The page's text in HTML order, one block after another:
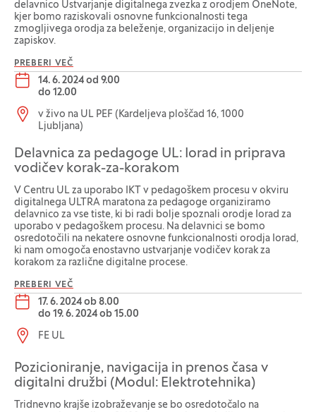
delavnico Ustvarjanje digitalnega zvezka z orodjem OneNote,
kjer bomo raziskovali osnovne funkcionalnosti tega
zmogljivega orodja za beleženje, organizacijo in deljenje
zapiskov.
PREBERI VEČ
Datum dogodka:
14. 6. 2024 od 9.00
do 12.00
Lokacija dogodka:
v živo na UL PEF (Kardeljeva ploščad 16, 1000
Ljubljana)
Delavnica za pedagoge UL: Iorad in priprava
vodičev korak-za-korakom
V Centru UL za uporabo IKT v pedagoškem procesu v okviru
digitalnega ULTRA maratona za pedagoge organiziramo
delavnico za vse tiste, ki bi radi bolje spoznali orodje Iorad za
uporabo v pedagoškem procesu. Na delavnici se bomo
osredotočili na nekatere osnovne funkcionalnosti orodja Iorad,
ki nam omogoča enostavno ustvarjanje vodičev korak za
korakom za različne digitalne procese.
PREBERI VEČ
Datum dogodka:
17. 6. 2024 ob 8.00
do 19. 6. 2024 ob 15.00
Lokacija dogodka:
FE UL
Pozicioniranje, navigacija in prenos časa v
digitalni družbi (Modul: Elektrotehnika)
Tridnevno krajše izobraževanje se bo osredotočalo na